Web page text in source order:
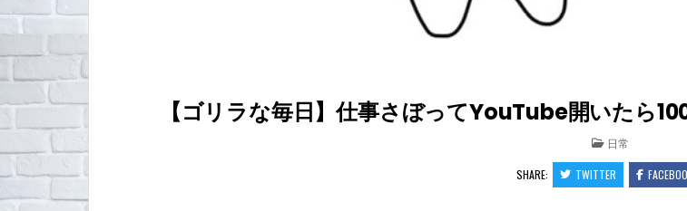
【ゴリラな毎日】仕事さぼってYouTube開いたら
POSTED
IN
日常
SHARE: TWITTER